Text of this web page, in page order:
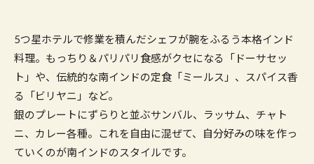
5つ星ホテルで修業を積んだシェフが腕をふるう本格インド
料理。もっちり＆パリパリ食感がクセになる「ドーサセッ
ト」や、伝統的な南インドの定食「ミールス」、スパイス香
る「ビリヤニ」など。
銀のプレートにずらりと並ぶサンバル、ラッサム、チャト
ニ、カレー各種。これを自由に混ぜて、自分好みの味を作っ
ていくのが南インドのスタイルです。